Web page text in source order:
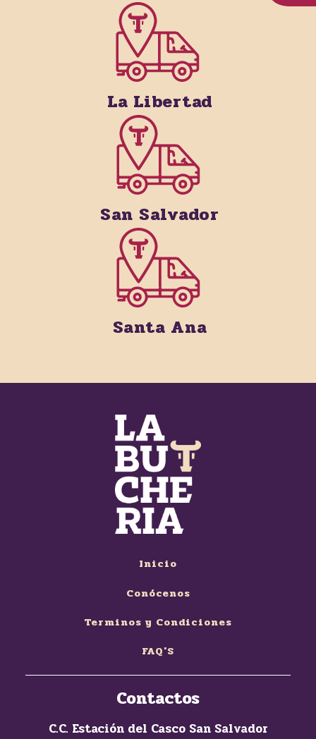
La Libertad
San Salvador
Santa Ana
Inicio
Conócenos
Terminos y Condiciones
FAQ'S
Contactos
C.C. Estación del Casco San Salvador